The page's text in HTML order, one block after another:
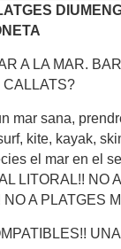
A LA MAR.
CALLATS?
mar sana,
kite, kayak,
el mar en el
LITORAL!! NO
NO A PLATGES